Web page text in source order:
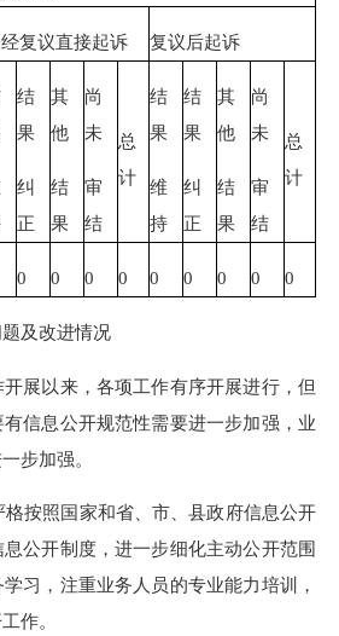
复议直接起诉 复议后起诉
结
果
纠
正
其
他
结
果
尚
未
审
结
总
计
结
果
维
持
结
果
纠
正
其
他
结
果
尚
未
审
结
总
计
0 0 0 0 0 0 0 0 0
及改进情况
以来，各项工作有序开展进行，但
信息公开规范性需要进一步加强，业
步加强。
按照国家和省、市、县政府信息公开
公开制度，进一步细化主动公开范围
习，注重业务人员的专业能力培训，
作。